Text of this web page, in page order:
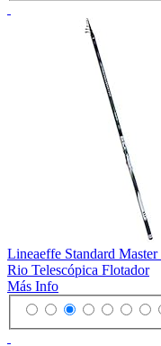
Lineaeffe Standard
Rio Telescópica Flotador
Más Info